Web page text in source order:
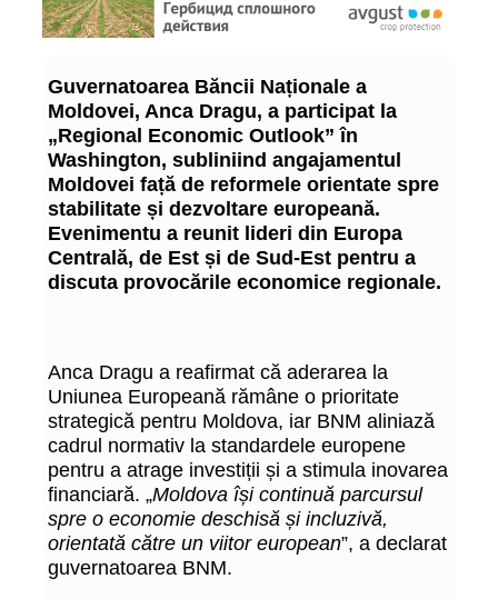
Guvernatoarea Băncii Naționale a
Moldovei, Anca Dragu, a participat la
„Regional Economic Outlook” în
Washington, subliniind angajamentul
Moldovei față de reformele orientate spre
stabilitate și dezvoltare europeană.
Evenimentu a reunit lideri din Europa
Centrală, de Est și de Sud-Est pentru a
discuta provocările economice regionale.
Anca Dragu a reafirmat că aderarea la
Uniunea Europeană rămâne o prioritate
strategică pentru Moldova, iar BNM aliniază
cadrul normativ la standardele europene
pentru a atrage investiții și a stimula inovarea
financiară. „Moldova își continuă parcursul
spre o economie deschisă și incluzivă,
orientată către un viitor european”, a declarat
guvernatoarea BNM.